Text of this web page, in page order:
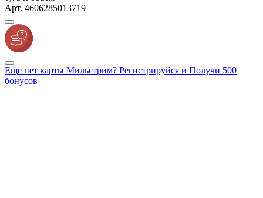
Арт. 4606285013719
Еще нет карты Мильстрим? Регистрируйся и Получи 500
бонусов